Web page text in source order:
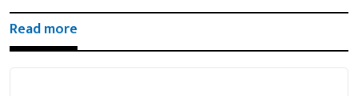
Read more